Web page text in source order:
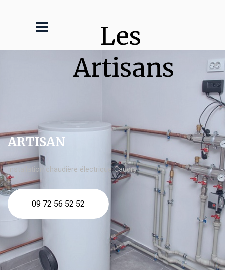
Les
Artisans
ARTISAN
Installation chaudière électrique Caudry
09 72 56 52 52